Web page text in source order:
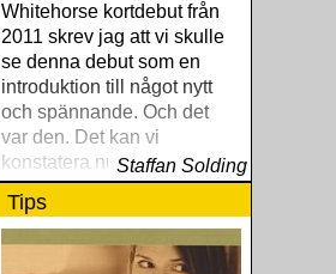
Whitehorse kortdebut från
2011 skrev jag att vi skulle
se denna debut som en
introduktion till något nytt
och spännande. Och det
var den. Det kan vi
konstatera nu när
uppföljaren är på plats
Staffan Solding
Tips